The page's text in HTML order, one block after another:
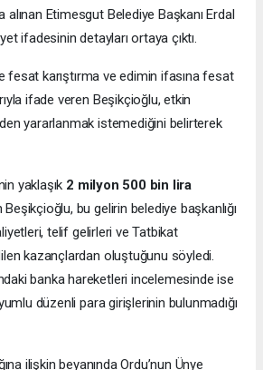
alınan Etimesgut Belediye Başkanı Erdal
ifadesinin detayları ortaya çıktı.
fesat karıştırma ve edimin ifasına fesat
ifade veren Beşikçioğlu, etkin
yararlanmak istemediğini belirterek
yaklaşık 2 milyon 500 bin lira
bu gelirin belediye başkanlığı
telif gelirleri ve Tatbikat
kazançlardan oluştuğunu söyledi.
banka hareketleri incelemesinde ise
düzenli para girişlerinin bulunmadığı
ilişkin beyanında Ordu’nun Ünye